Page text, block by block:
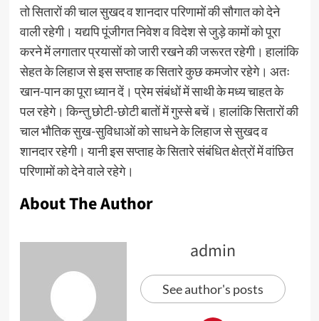
तो सितारों की चाल सुखद व शानदार परिणामों की सौगात को देने
वाली रहेगी। यद्यपि पूंजीगत निवेश व विदेश से जुड़े कामों को पूरा
करने में लगातार प्रयासों को जारी रखने की जरूरत रहेगी। हालांकि
सेहत के लिहाज से इस सप्ताह क सितारे कुछ कमजोर रहेगे। अतः
खान-पान का पूरा ध्यान दें। प्रेम संबंधों में साथी के मध्य चाहत के
पल रहेगे। किन्तु छोटी-छोटी बातों में गुस्से बचें। हालांकि सितारों की
चाल भौतिक सुख-सुविधाओं को साधने के लिहाज से सुखद व
शानदार रहेगी। यानी इस सप्ताह के सितारे संबंधित क्षेत्रों में वांछित
परिणामों को देने वाले रहेगे।
About The Author
admin
See author's posts